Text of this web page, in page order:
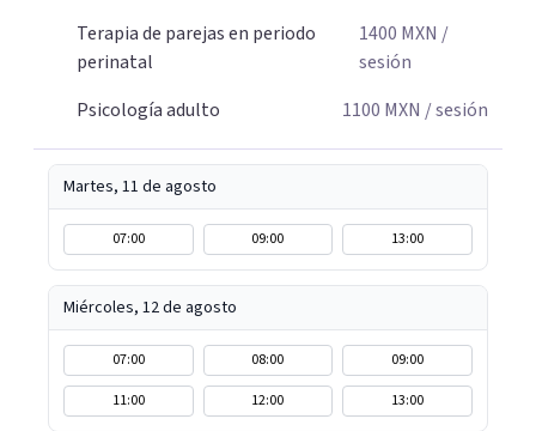
Terapia de parejas en periodo
perinatal
1400 MXN /
sesión
Psicología adulto
1100 MXN / sesión
Martes, 11 de agosto
07:00 09:00 13:00
Miércoles, 12 de agosto
07:00 08:00
09:00
11:00
12:00 13:00